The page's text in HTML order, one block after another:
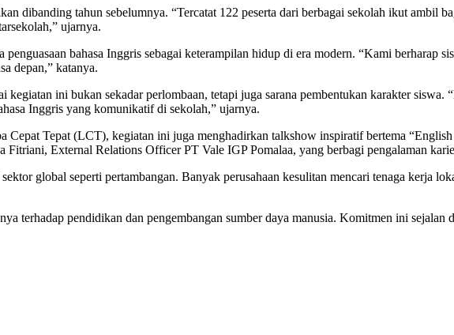
dibanding tahun sebelumnya. “Tercatat 122 peserta dari berbagai sekolah ikut ambil
ujarnya.
bahasa Inggris sebagai keterampilan hidup di era modern. “Kami berharap
depan,” katanya.
ini bukan sekadar perlombaan, tetapi juga sarana pembentukan karakter
Inggris yang komunikatif di sekolah,” ujarnya.
Cepat Tepat (LCT), kegiatan ini juga menghadirkan talkshow inspiratif bertema
External Relations Officer PT Vale IGP Pomalaa, yang berbagi pengalaman
global seperti pertambangan. Banyak perusahaan kesulitan mencari tenaga kerja
terhadap pendidikan dan pengembangan sumber daya manusia. Komitmen ini sejalan